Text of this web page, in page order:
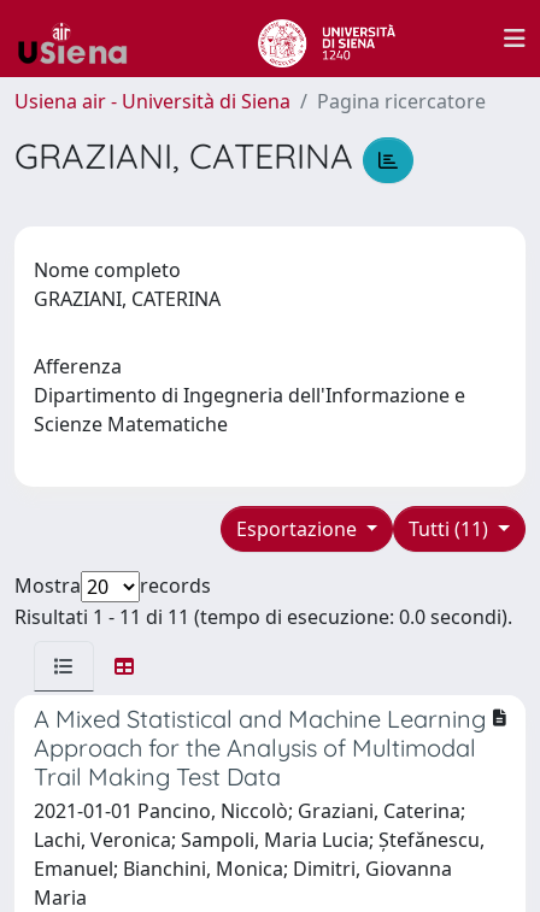
Usiena air - Università di Siena Pagina ricercatore
GRAZIANI, CATERINA
Nome completo
GRAZIANI, CATERINA
Afferenza
Dipartimento di Ingegneria dell'Informazione e
Scienze Matematiche
Tutti (11)
Esportazione
Mostra
records
Risultati 1 - 11 di 11 (tempo di esecuzione: 0.0 secondi).
A Mixed Statistical and Machine Learning
Approach for the Analysis of Multimodal
Trail Making Test Data
2021-01-01 Pancino, Niccolò; Graziani, Caterina;
Lachi, Veronica; Sampoli, Maria Lucia; Ștefǎnescu,
Emanuel; Bianchini, Monica; Dimitri, Giovanna
Maria